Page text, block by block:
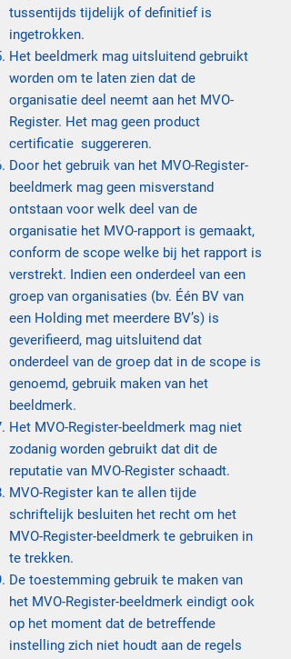
tussentijds tijdelijk of definitief is
ingetrokken.
Het beeldmerk mag uitsluitend gebruikt
worden om te laten zien dat de
organisatie deel neemt aan het MVO-
Register. Het mag geen product
certificatie suggereren.
Door het gebruik van het MVO-Register-
beeldmerk mag geen misverstand
ontstaan voor welk deel van de
organisatie het MVO-rapport is gemaakt,
conform de scope welke bij het rapport is
verstrekt. Indien een onderdeel van een
groep van organisaties (bv. Één BV van
een Holding met meerdere BV’s) is
geverifieerd, mag uitsluitend dat
onderdeel van de groep dat in de scope is
genoemd, gebruik maken van het
beeldmerk.
Het MVO-Register-beeldmerk mag niet
zodanig worden gebruikt dat dit de
reputatie van MVO-Register schaadt.
MVO-Register kan te allen tijde
schriftelijk besluiten het recht om het
MVO-Register-beeldmerk te gebruiken in
te trekken.
De toestemming gebruik te maken van
het MVO-Register-beeldmerk eindigt ook
op het moment dat de betreffende
instelling zich niet houdt aan de regels